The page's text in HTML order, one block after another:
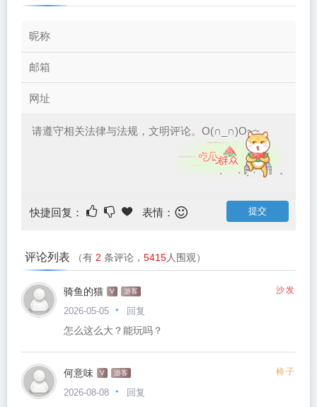
快捷回复： 表情：
评论列表 （有 2 条评论， 5415人围观）
骑鱼的猫 V 游客 沙发
2026-05-05 回复
怎么这么大？能玩吗？
何意味 V 游客 椅子
2026-08-08 回复